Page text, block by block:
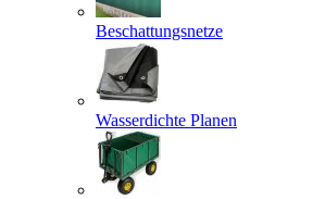
Beschattungsnetze
Wasserdichte Planen